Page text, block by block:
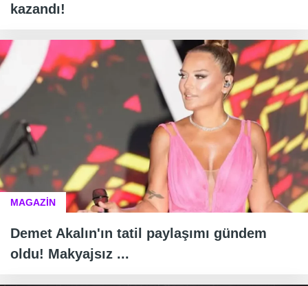
kazandı!
MAGAZİN
Demet Akalın'ın tatil paylaşımı gündem
oldu! Makyajsız ...